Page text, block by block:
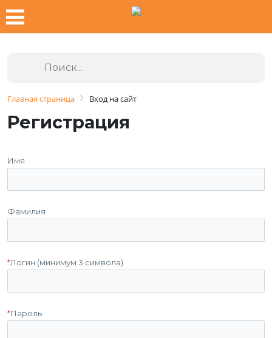
Главная страница Вход на сайт
Регистрация
Имя
Фамилия
*Логин (минимум 3 символа)
*Пароль